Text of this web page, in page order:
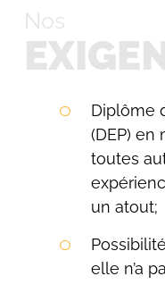
Nos
Diplôme
(DEP)
toutes
un atout;
elle n’a